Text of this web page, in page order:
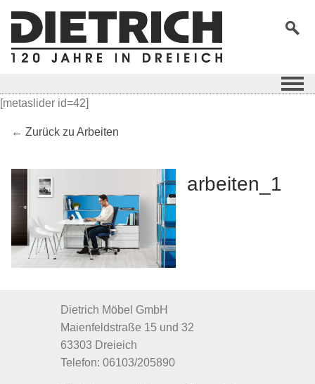
[metaslider id=42]
← Zurück zu Arbeiten
arbeiten_1
Dietrich Möbel GmbH
Maienfeldstraße 15 und 32
63303 Dreieich
Telefon: 06103/205890